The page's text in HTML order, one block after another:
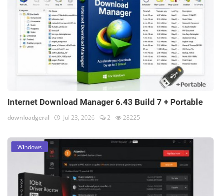
Internet Download Manager 6.43 Build 7 + Portable
downloadgeral Jul 23, 2026 2 28225
Windows